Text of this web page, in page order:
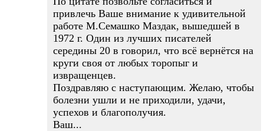
привлечь Ваше внимание к удивительной
работе М.Семашко Маздак, вышедшей в
1972 г. Один из лучших писателей
середины 20 в говорил, что всё вернётся на
круги своя от любых торопыг и
извращенцев.
Поздравляю с наступающим. Желаю, чтобы
болезни ушли и не приходили, удачи,
успехов и благополучия.
Ваш...